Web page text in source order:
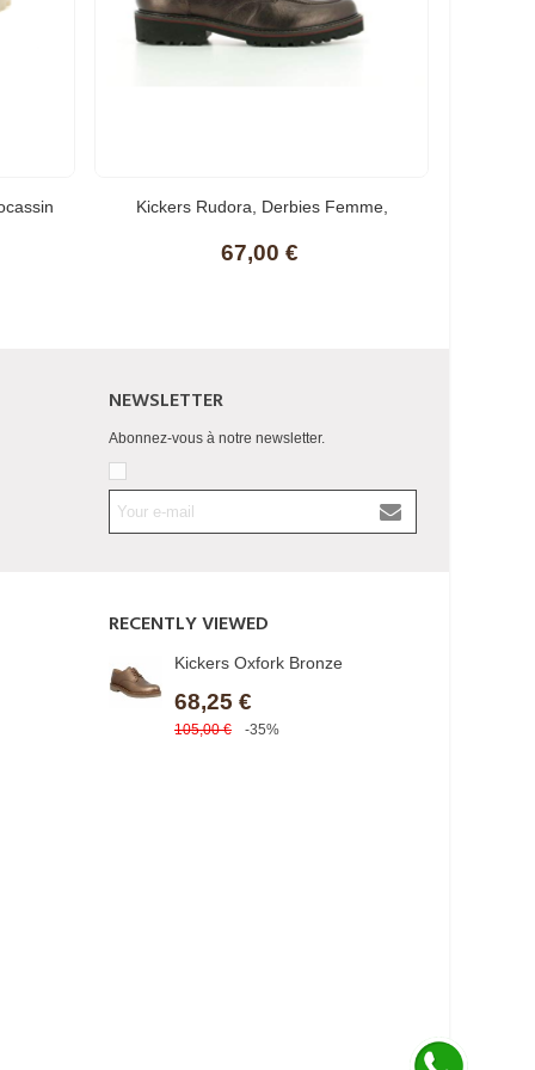
Kickers Rudora, Derbies Femme,
67,00 €
NEWSLETTER
Abonnez-vous à notre newsletter.
RECENTLY VIEWED
Kickers Oxfork Bronze
68,25 €
105,00 € -35%